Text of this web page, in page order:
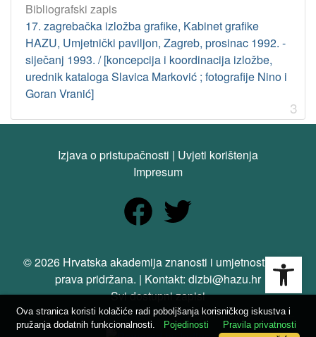
Bibliografski zapis
17. zagrebačka izložba grafike, Kabinet grafike
HAZU, Umjetnički paviljon, Zagreb, prosinac 1992. -
siječanj 1993. / [koncepcija i koordinacija izložbe,
urednik kataloga Slavica Marković ; fotografije Nino i
Goran Vranić]
3
Izjava o pristupačnosti | Uvjeti korištenja
Impresum
© 2026 Hrvatska akademija znanosti i umjetnosti. Sva
prava pridržana. | Kontakt: dizbi@hazu.hr
Svi dostupni zapisi
Ova stranica koristi kolačiće radi poboljšanja korisničkog iskustva i
pružanja dodatnih funkcionalnosti.
Pojedinosti Pravila privatnosti